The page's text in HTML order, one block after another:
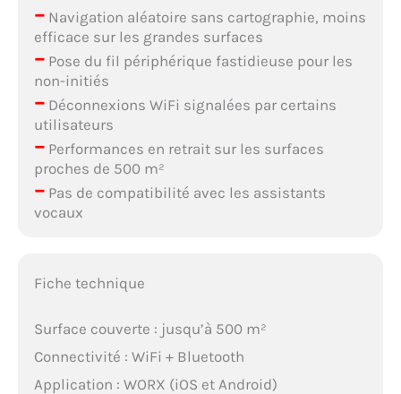
–Navigation aléatoire sans cartographie, moins
efficace sur les grandes surfaces
–Pose du fil périphérique fastidieuse pour les
non-initiés
–Déconnexions WiFi signalées par certains
utilisateurs
–Performances en retrait sur les surfaces
proches de 500 m²
–Pas de compatibilité avec les assistants
vocaux
Fiche technique
Surface couverte : jusqu’à 500 m²
Connectivité : WiFi + Bluetooth
Application : WORX (iOS et Android)